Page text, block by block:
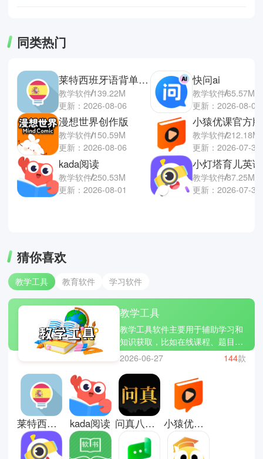
同类热门
莱特西班牙语背单词手机端
教学软件139.22M
更新：2026-08-06
漫想世界创作版
教学软件150.59M
更新：2026-08-06
kada阅读
教学软件250.53M
更新：2026-08-01
快问ai
教学软件65.57M
更新：2026-08-01
小猿优课官方版
教学软件212.18M
更新：2026-07-30
教学软件87.25M
更新：2026-07-30
猜你喜欢
教学工具 教育软件 学习软件
教学工具
教学工具软件主要用于辅助学习和
知识获取，比如在线课程、题目练
习、语言学习等。相比传统课堂，
它更灵活，可以随时随地学习。部
分软件还会通过动画、互动练习等
方式提高理解效率，让学习不再单
调。对学生或自学者来说，这类工
具能够帮助巩固知识点，也能根据
个人进度调整学习节奏。这里有些
教学工具推荐；Google
Classroom，Xmind和笔墨写作。
2026-06-27 144款
莱特西班牙语背单词手机端 kada阅读 问真八字排盘软件 小猿优课官方版